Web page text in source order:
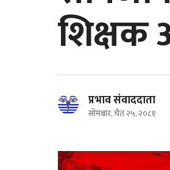
शिक्षक
प्रभाव संवाददाता
सोमबार, चैत २५, २०८१